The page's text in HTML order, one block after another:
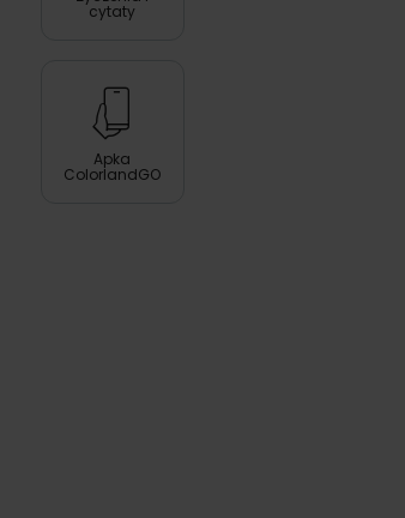
cytaty
Apka
ColorlandGO